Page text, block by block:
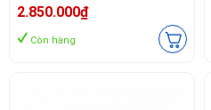
2.850.000₫
Còn hàng